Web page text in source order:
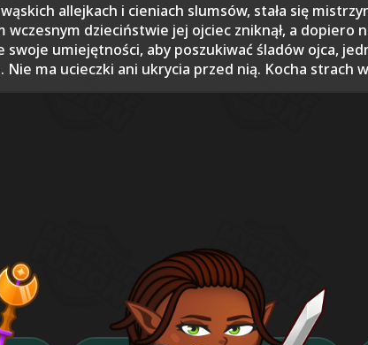
allejkach i cieniach slumsów, stała się
dzieciństwie jej ojciec zniknął, a dopiero
umiejętności, aby poszukiwać śladów ojca,
ma ucieczki ani ukrycia przed nią. Kocha strach